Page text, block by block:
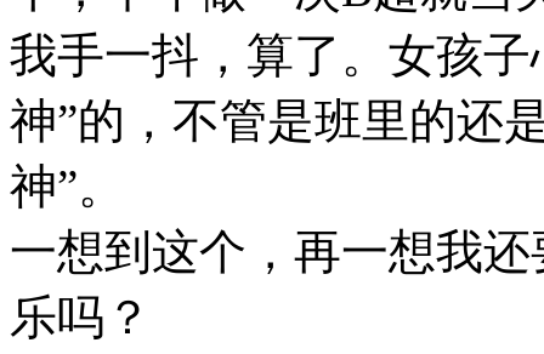
我手一抖，算了。女孩
神”的，不管是班里的还
神”。
一想到这个，再一想我
乐吗？